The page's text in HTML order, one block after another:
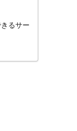
るサー